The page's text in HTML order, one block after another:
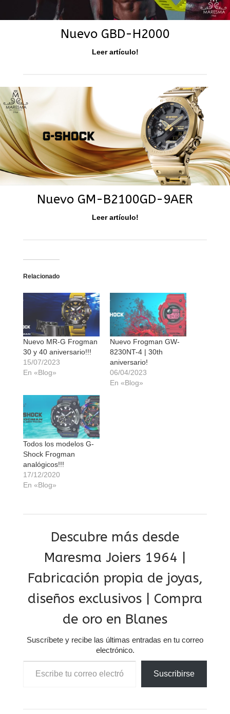
Nuevo GBD-H2000
Leer artículo!
Nuevo GM-B2100GD-9AER
Leer artículo!
Relacionado
Nuevo MR-G Frogman
30 y 40 aniversario!!!
15/07/2023
En «Blog»
Nuevo Frogman GW-
8230NT-4 | 30th
aniversario!
06/04/2023
En «Blog»
Todos los modelos G-
Shock Frogman
analógicos!!!
17/12/2020
En «Blog»
Descubre más desde
Maresma Joiers 1964 |
Fabricación propia de joyas,
diseños exclusivos | Compra
de oro en Blanes
Suscríbete y recibe las últimas entradas en tu correo
electrónico.
Escribe tu correo electrónico…
Suscribirse